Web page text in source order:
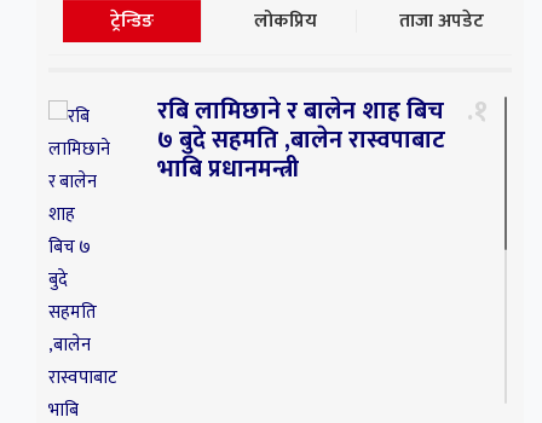
ट्रेन्डिङ लोकप्रिय ताजा अपडेट
रबि लामिछाने र बालेन शाह बिच
७ बुदे सहमति ,बालेन रास्वपाबाट
भाबि प्रधानमन्त्री
१